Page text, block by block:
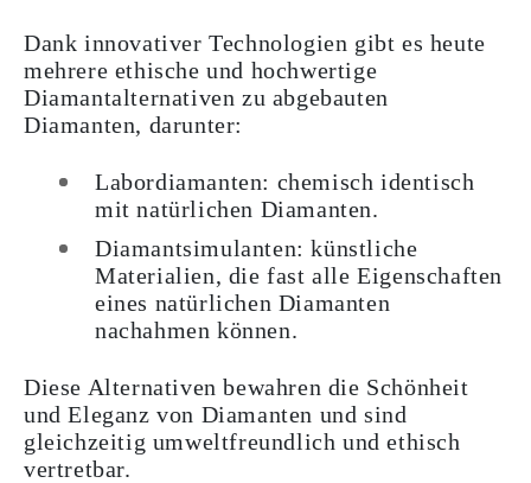
Dank innovativer Technologien gibt es heute
mehrere ethische und hochwertige
Diamantalternativen zu abgebauten
Diamanten, darunter:
Labordiamanten: chemisch identisch
mit natürlichen Diamanten.
Diamantsimulanten: künstliche
Materialien, die fast alle Eigenschaften
eines natürlichen Diamanten
nachahmen können.
Diese Alternativen bewahren die Schönheit
und Eleganz von Diamanten und sind
gleichzeitig umweltfreundlich und ethisch
vertretbar.